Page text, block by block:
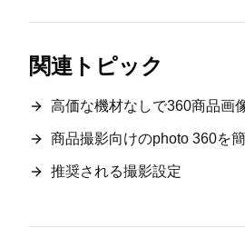
関連トピック
高価な機材なしで360商品画
商品撮影向けのphoto 360を
推奨される撮影設定